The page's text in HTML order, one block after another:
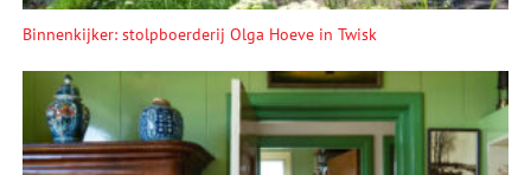
Binnenkijker: stolpboerderij Olga Hoeve in Twisk